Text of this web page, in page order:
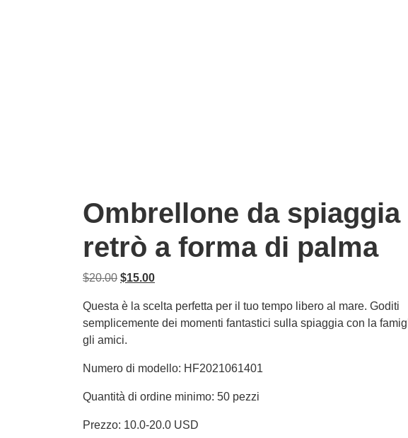
Ombrellone da spiaggia
retrò a forma di palma
$20.00 Il
originale
era:
$
20.00.
$15.00Il
attuale
è:
15.00.
Questa è la scelta perfetta per il tuo tempo libero al mare. Goditi
semplicemente dei momenti fantastici sulla spiaggia con la
gli amici.
Numero di modello: HF2021061401
Quantità di ordine minimo: 50 pezzi
Prezzo: 10.0-20.0 USD